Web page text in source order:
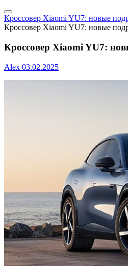
Кроссовер Xiaomi YU7: новые
Кроссовер Xiaomi YU7: новые
Кроссовер Xiaomi YU7:
Alex 03.02.2025